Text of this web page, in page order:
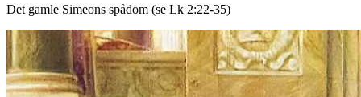
Det gamle Simeons spådom (se Lk 2:22-35)